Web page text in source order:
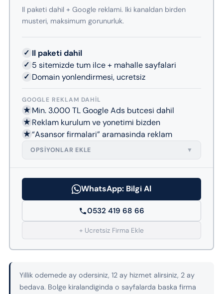
Il paketi dahil + Google reklami. Iki kanaldan birden
musteri, maksimum gorunurluk.
✓ Il paketi dahil
✓ 5 sitemizde tum ilce + mahalle sayfalari
✓ Domain yonlendirmesi, ucretsiz
GOOGLE REKLAM DAHIL
★ Min. 3.000 TL Google Ads butcesi dahil
★ Reklam kurulum ve yonetimi bizden
★“Asansor firmalari” aramasinda reklam
OPSIYONLAR EKLE ▼
WhatsApp: Bilgi Al
0532 419 68 66
+ Ucretsiz Firma Ekle
Yillik odemede ay odersiniz, 12 ay hizmet alirsiniz, 2 ay
bedava. Bolge kiralandiginda o sayfalarda baska firma